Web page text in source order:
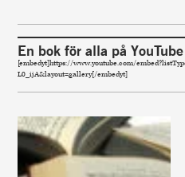
En bok för alla på YouTube
[embedyt]https://www.youtube.com/
L0_ijA&layout=gallery[/embedyt]